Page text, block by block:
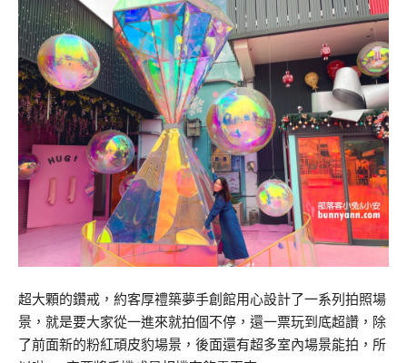
超大顆的鑽戒，約客厚禮築夢手創館用心設計了一系列拍照場
景，就是要大家從一進來就拍個不停，還一票玩到底超讚，除
了前面新的粉紅頑皮豹場景，後面還有超多室內場景能拍，所